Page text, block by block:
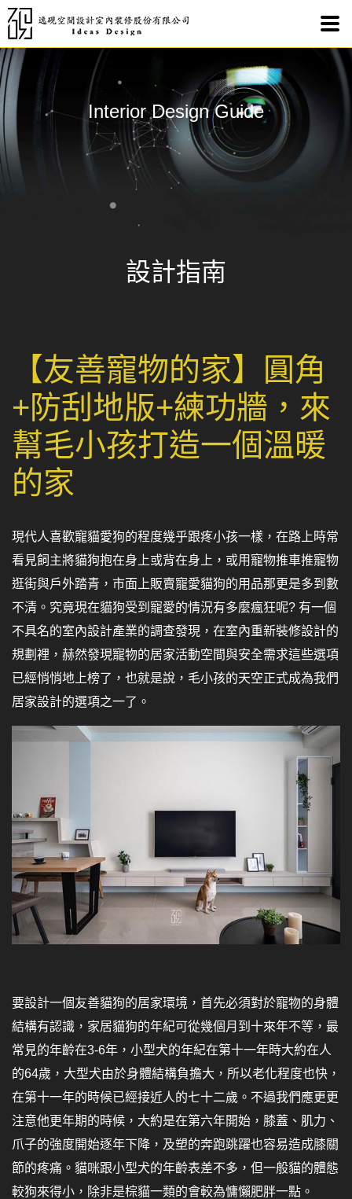
Interior Design Guide
設計指南
【友善寵物的家】圓角
+防刮地版+練功牆，來
幫毛小孩打造一個溫暖
的家
現代人喜歡寵貓愛狗的程度幾乎跟疼小孩一樣，在路上時常
看見飼主將貓狗抱在身上或背在身上，或用寵物推車推寵物
逛街與戶外踏青，市面上販賣寵愛貓狗的用品那更是多到數
不清。究竟現在貓狗受到寵愛的情況有多麼瘋狂呢? 有一個
不具名的室內設計產業的調查發現，在室內重新裝修設計的
規劃裡，赫然發現寵物的居家活動空間與安全需求這些選項
已經悄悄地上榜了，也就是說，毛小孩的天空正式成為我們
居家設計的選項之一了。
要設計一個友善貓狗的居家環境，首先必須對於寵物的身體
結構有認識，家居貓狗的年紀可從幾個月到十來年不等，最
常見的年齡在3-6年，小型犬的年紀在第十一年時大約在人
的64歲，大型犬由於身體結構負擔大，所以老化程度也快，
在第十一年的時候已經接近人的七十二歲。不過我們應更更
注意他更年期的時候，大約是在第六年開始，膝蓋、肌力、
爪子的強度開始逐年下降，及塑的奔跑跳躍也容易造成膝關
節的疼痛。貓咪跟小型犬的年齡表差不多，但一般貓的體態
較狗來得小，除非是棕貓一類的會較為慵懶肥胖一點。
友